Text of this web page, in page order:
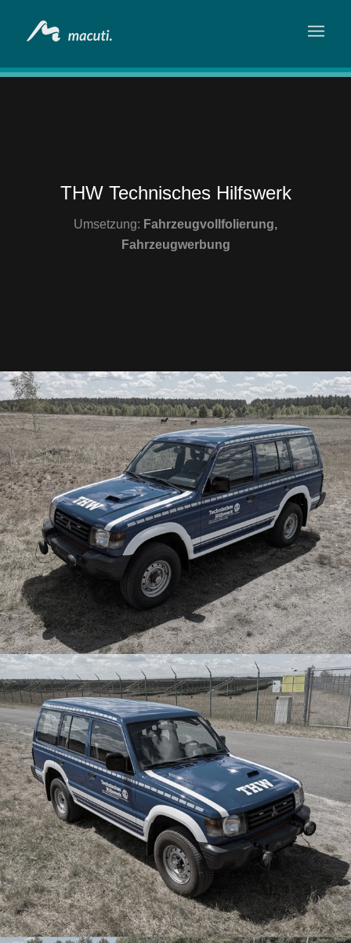
THW Technisches Hilfswerk
Umsetzung: Fahrzeugvollfolierung,
Fahrzeugwerbung